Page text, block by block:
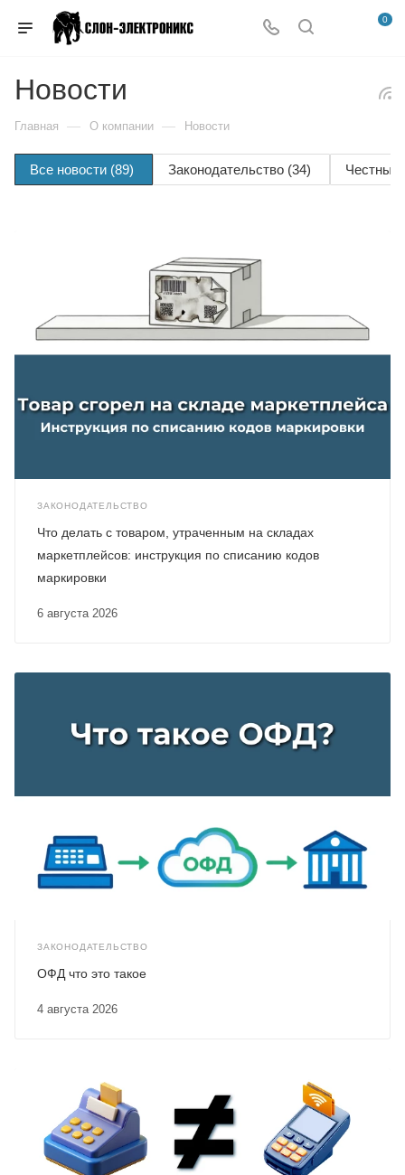
0
Новости
Главная — О компании — Новости
Все новости (89) Законодательство (34) Честный
ЗАКОНОДАТЕЛЬСТВО
6 августа 2026
Что делать с товаром, утраченным на складах
маркетплейсов: инструкция по списанию кодов
маркировки
ЗАКОНОДАТЕЛЬСТВО
4 августа 2026
ОФД что это такое